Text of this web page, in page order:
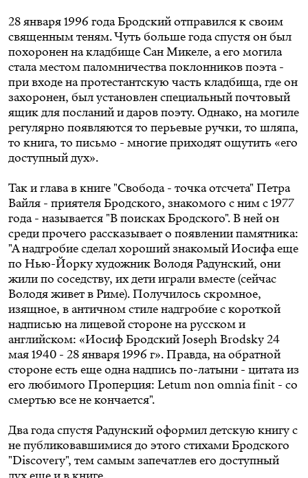
28 января 1996 года Бродский отправился к своим
священным теням. Чуть больше года спустя он был
похоронен на кладбище Сан Микеле, а его могила
стала местом паломничества поклонников поэта -
при входе на протестантскую часть кладбища, где он
захоронен, был установлен специальный почтовый
ящик для посланий и даров поэту. Однако, на могиле
регулярно появляются то перьевые ручки, то шляпа,
то книга, то письмо - многие приходят ощутить «его
доступный дух».
Так и глава в книге "Свобода - точка отсчета" Петра
Вайля - приятеля Бродского, знакомого с ним с 1977
года - называется "В поисках Бродского". В ней он
среди прочего рассказывает о появлении памятника:
"А надгробие сделал хороший знакомый Иосифа еще
по Нью-Йорку художник Володя Радунский, они
жили по соседству, их дети играли вместе (сейчас
Володя живет в Риме). Получилось скромное,
изящное, в античном стиле надгробие с короткой
надписью на лицевой стороне на русском и
английском: «Иосиф Бродский Joseph Brodsky 24
мая 1940 - 28 января 1996 г». Правда, на обратной
стороне есть еще одна надпись по-латыни - цитата из
его любимого Проперция: Letum non omnia finit - со
смертью все не кончается".
Два года спустя Радунский оформил детскую книгу с
не публиковавшимися до этого стихами Бродского
"Discovery", тем самым запечатлев его доступный